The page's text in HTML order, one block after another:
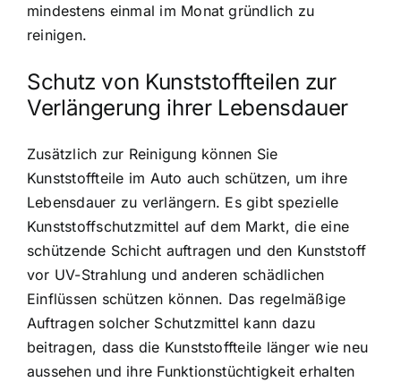
mindestens einmal im Monat gründlich zu
reinigen.
Schutz von Kunststoffteilen zur
Verlängerung ihrer Lebensdauer
Zusätzlich zur Reinigung können Sie
Kunststoffteile im Auto auch schützen, um ihre
Lebensdauer zu verlängern. Es gibt spezielle
Kunststoffschutzmittel auf dem Markt, die eine
schützende Schicht auftragen und den Kunststoff
vor UV-Strahlung und anderen schädlichen
Einflüssen schützen können. Das regelmäßige
Auftragen solcher Schutzmittel kann dazu
beitragen, dass die Kunststoffteile länger wie neu
aussehen und ihre Funktionstüchtigkeit erhalten